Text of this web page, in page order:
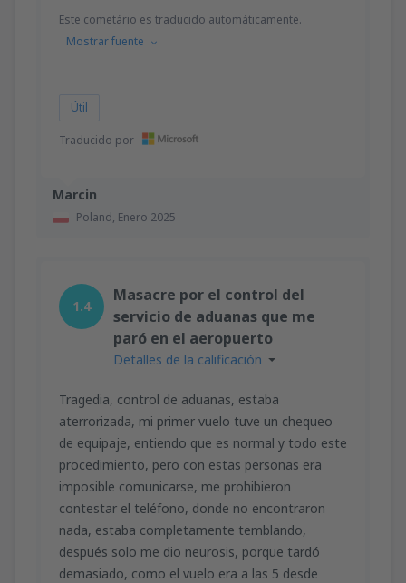
Marcin
Poland, Enero 2025
Este cometário es traducido automáticamente.
Mostrar fuente
Útil
Traducido por
1.4
Masacre por el control del
servicio de aduanas que me
paró en el aeropuerto
Detalles de la calificación
Tragedia, control de aduanas, estaba
aterrorizada, mi primer vuelo tuve un chequeo
de equipaje, entiendo que es normal y todo este
procedimiento, pero con estas personas era
imposible comunicarse, me prohibieron
contestar el teléfono, donde no encontraron
nada, estaba completamente temblando,
después solo me dio neurosis, porque tardó
demasiado, como el vuelo era a las 5 desde